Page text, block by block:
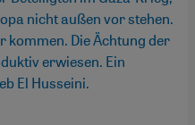
nicht außen vor stehen.
Die Ächtung der
erwiesen. Ein
El Husseini.